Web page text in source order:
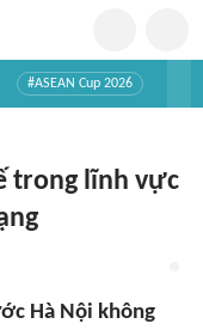
#ASEAN Cup 2026
trong lĩnh vực
Hà Nội không